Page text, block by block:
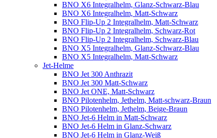
BNO X6 Integralhelm, Glanz-Schwarz-Blau
BNO X6 Integralhelm, Matt-Schwarz
BNO Flip-Up 2 Integralhelm, Matt-Schwarz
BNO Flip-Up 2 Integralhelm, Schwarz-Rot
BNO Flip-Up 2 Integralhelm, Schwarz-Blau
BNO X5 Integralhelm, Glanz-Schwarz-Blau
BNO X5 Integralhelm, Matt-Schwarz
Jet-Helme
BNO Jet 300 Anthrazit
BNO Jet 300 Matt-Schwarz
BNO Jet ONE, Matt-Schwarz
BNO Pilotenhelm, Jethelm, Matt-schwarz-Braun
BNO Pilotenhelm, Jethelm, Beige-Braun
BNO Jet-6 Helm in Matt-Schwarz
BNO Jet-6 Helm in Glanz-Schwarz
BNO Jet-6 Helm in Glanz-Weiß